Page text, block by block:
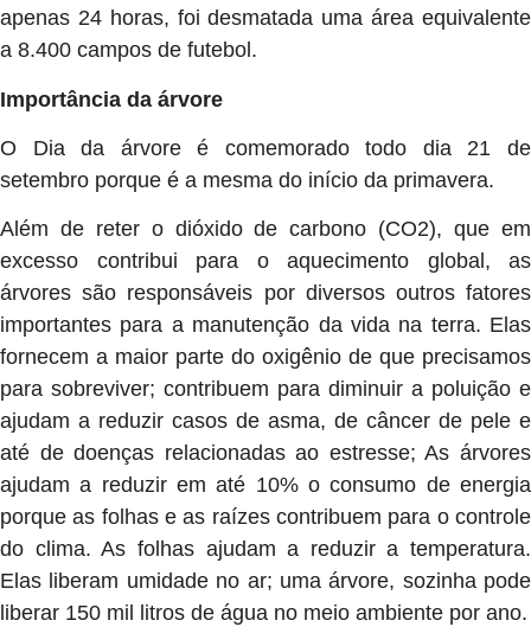
apenas 24 horas, foi desmatada uma área equivalente
a 8.400 campos de futebol.
Importância da árvore
O Dia da árvore é comemorado todo dia 21 de
setembro porque é a mesma do início da primavera.
Além de reter o dióxido de carbono (CO2), que em
excesso contribui para o aquecimento global, as
árvores são responsáveis por diversos outros fatores
importantes para a manutenção da vida na terra. Elas
fornecem a maior parte do oxigênio de que precisamos
para sobreviver; contribuem para diminuir a poluição e
ajudam a reduzir casos de asma, de câncer de pele e
até de doenças relacionadas ao estresse; As árvores
ajudam a reduzir em até 10% o consumo de energia
porque as folhas e as raízes contribuem para o controle
do clima. As folhas ajudam a reduzir a temperatura.
Elas liberam umidade no ar; uma árvore, sozinha pode
liberar 150 mil litros de água no meio ambiente por ano.